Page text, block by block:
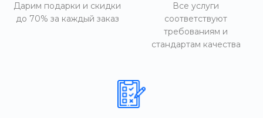
Дарим подарки и скидки
до 70% за каждый заказ
Все услуги
соответствуют
требованиям и
стандартам качества